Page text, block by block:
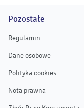
Pozostałe
Regulamin
Dane osobowe
Polityka cookies
Nota prawna